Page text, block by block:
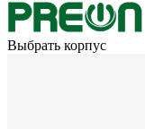
Выбрать корпус